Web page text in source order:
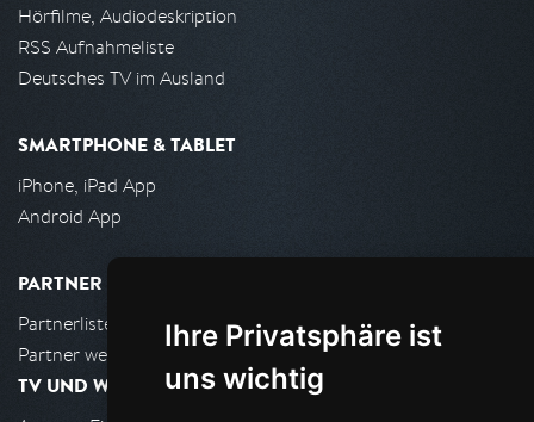
Ihre Privatsphäre ist
uns wichtig
Hörfilme, Audiodeskription
RSS Aufnahmeliste
Deutsches TV im Ausland
SMARTPHONE & TABLET
iPhone, iPad App
Android App
PARTNER
Partnerliste
Partner werden
TV UND WOHNZIMMER